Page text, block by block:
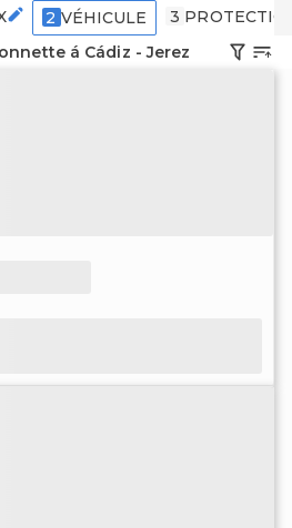
2 VÉHICULE 3
á Cádiz - Jerez